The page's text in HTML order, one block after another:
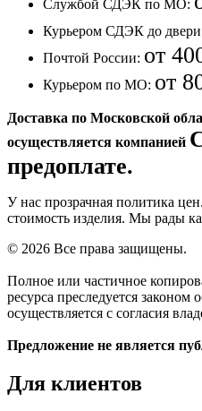
Службой СДЭК по МО:
Курьером СДЭК до
Почтой России: от
Курьером по МО: от
Доставка по Московской
осуществляется компанией
предоплате.
У нас прозрачная политика
стоимость изделия. Мы рады
© 2026 Все права защищены.
Полное или частичное
ресурса преследуется законом
осуществляется с согласия
Предложение не является
Для клиентов